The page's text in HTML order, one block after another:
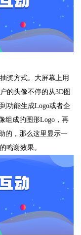
奖方式。大屏幕上用
的头像不停的从3D图
功能生成Logo或者企
组成的图形Logo，再
的，那么这里显示一
鸣谢效果。